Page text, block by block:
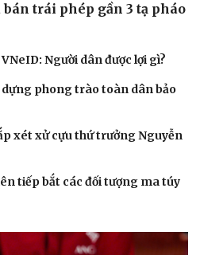
trái phép gần 3 tạ pháo
Người dân được lợi gì?
dựng phong trào toàn dân bảo
xét xử cựu thứ trưởng Nguyễn
tiếp bắt các đối tượng ma túy